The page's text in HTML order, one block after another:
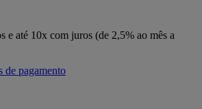
e até 10x com juros (de 2,5% ao mês a
de pagamento